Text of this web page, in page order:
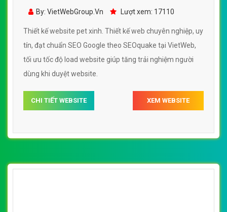
[petmart] Thiết kế website thú kiểng đẹp,
chuyên nghiệp chuẩn SEO
By: VietWebGroup.Vn Lượt xem: 18200
Thiết kế website thú kiểng. Thiết kế web chuyên nghiệp,
VietWeb, tối ưu tốc độ load website giúp tăng trải nghiệm
người dùng khi duyệt website.
CHI TIẾT WEBSITE XEM WEBSITE